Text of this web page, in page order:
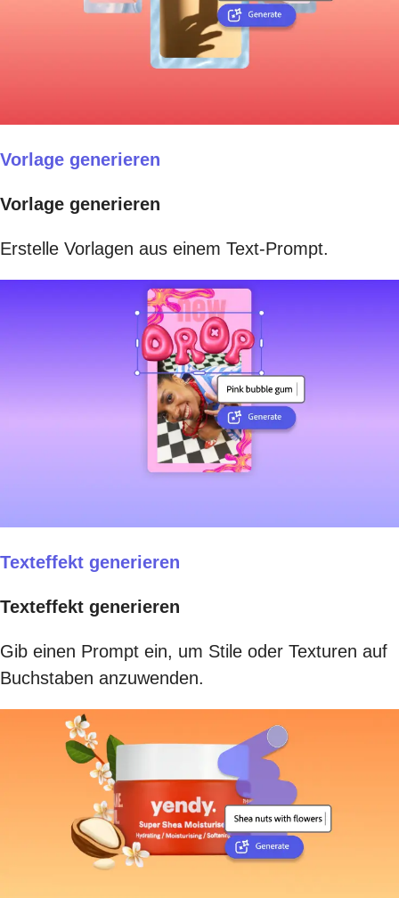
Vorlage generieren
Vorlage generieren
Erstelle Vorlagen aus einem Text-Prompt.
Texteffekt generieren
Texteffekt generieren
Gib einen Prompt ein, um Stile oder Texturen auf
Buchstaben anzuwenden.